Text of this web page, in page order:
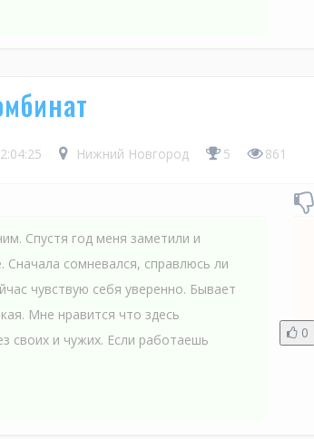
Нижний Новгород 5 861
Спустя год меня заметили и
сомневался, справлюсь ли
чувствую себя уверенно. Бывает
Мне нравится что здесь
своих и чужих. Если работаешь
0